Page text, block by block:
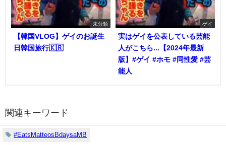
未分類
【韓国VLOG】ゲイのお誕生
日韓国旅行🇰🇷
ゲイ
実はゲイを公表している芸能
人がこちら...【2024年最新
版】#ゲイ #ホモ #同性愛 #芸
能人
関連キーワード
#EatsMatteosBdaysaMB